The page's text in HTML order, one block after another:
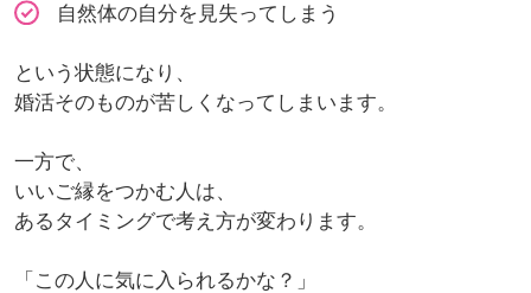
自然体の自分を見失ってしまう
という状態になり、
婚活そのものが苦しくなってしまいます。
一方で、
いいご縁をつかむ人は、
あるタイミングで考え方が変わります。
「この人に気に入られるかな？」